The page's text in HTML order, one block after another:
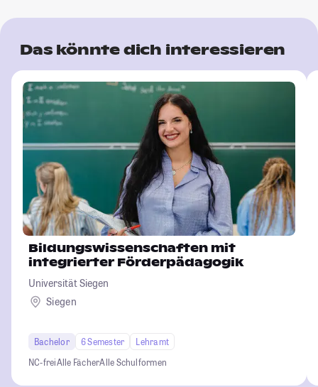
Das könnte dich interessieren
Bildungswissenschaften mit
integrierter Förderpädagogik
Universität Siegen
Siegen
Bachelor 6 Semester
Lehramt
NC-freiAlle FächerAlle Schulformen